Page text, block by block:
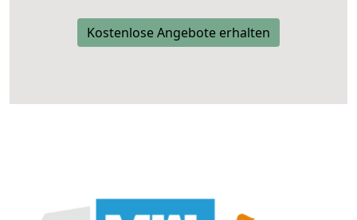
Kostenlose Angebote erhalten